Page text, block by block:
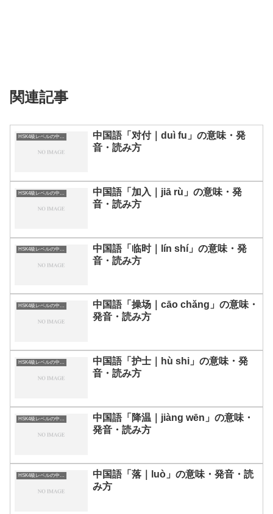
関連記事
中国語「对付｜duì fu」の意味・発
音・読み方
中国語「加入｜jiā rù」の意味・発
音・読み方
HSK4級レベルの中国語
中国語「临时｜lín shí」の意味・発
音・読み方
HSK4級レベルの中国語
中国語「操场｜cāo chǎng」の意味・
発音・読み方
HSK4級レベルの中国語
中国語「护士｜hù shi」の意味・発
音・読み方
HSK4級レベルの中国語
中国語「降温｜jiàng wēn」の意味・
発音・読み方
HSK4級レベルの中国語
中国語「落｜luò」の意味・発音・読
み方